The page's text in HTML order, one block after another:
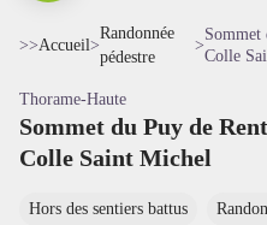
>>Accueil>
Randonnée
pédestre
>
Sommet
Colle
Thorame-Haute
Sommet du Puy de
Colle Saint Michel
Hors des sentiers battus